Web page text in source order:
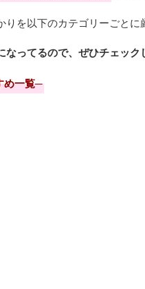
を以下のカテゴリーごとに
ってるので、ぜひチェック
め一覧─